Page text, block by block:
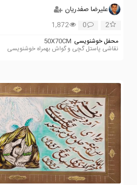
علیرضا صفدریان
2
0
1,872
محفل خوشنویسی 50X70CM
نقاشی پاستل گچی و گواش بهمراه خوشنویسی